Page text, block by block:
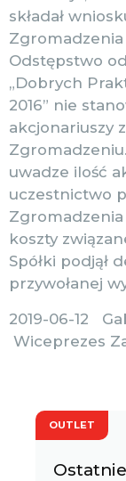
składał
Zgromadzenia
Odstępstwo
„Dobrych
2016” nie
akcjonariuszy
uwadze ilość
uczestnictwo
koszty
Spółki podjął
przywołanej
2019-06-12
Wiceprezes
OUTLET